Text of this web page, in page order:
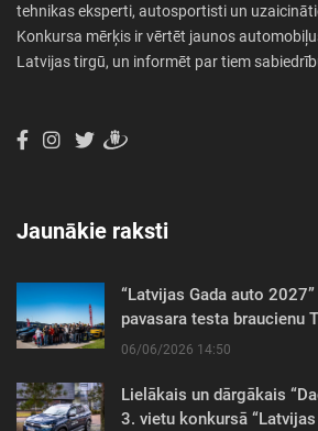
tehnikas eksperti, autosportisti un
Konkursa mērķis ir vērtēt jaunos
Latvijas tirgū, un informēt par tiem
Jaunākie raksti
“Latvijas Gada auto
pavasara testa braucienu
06/06/2026 14:50
Lielākais un dārgākais
3. vietu konkursā